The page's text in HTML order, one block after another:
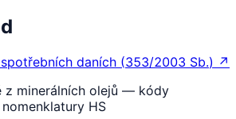
daních (353/2003 Sb.) ↗
z minerálních olejů — kódy
HS